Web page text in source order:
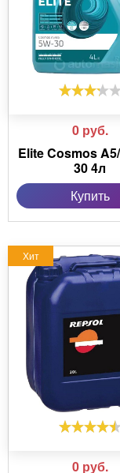
0 руб.
Elite Cosmos
30 4л
Купить
Хит
0 руб.